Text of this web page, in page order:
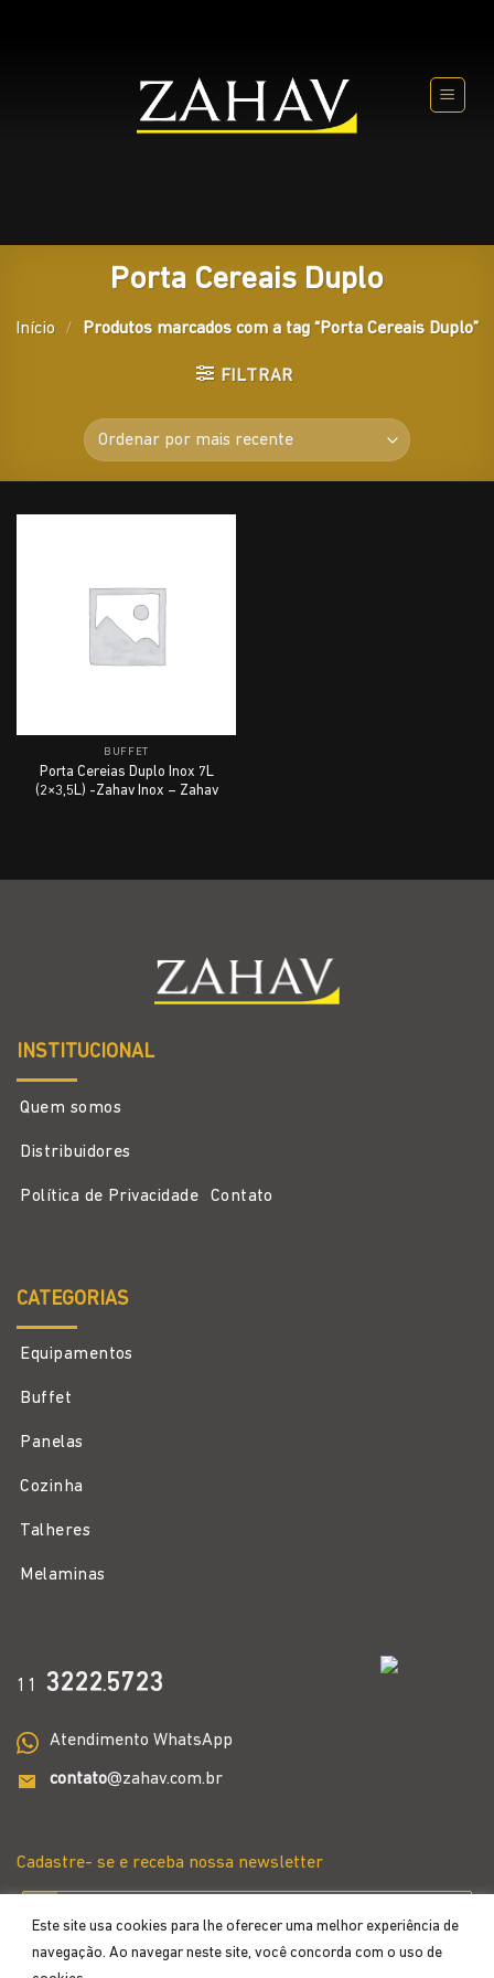
Este site usa cookies para lhe oferecer uma melhor experiência de
navegação. Ao navegar neste site, você concorda com o uso de
Porta Cereais Duplo
Início / Produtos marcados com a tag “Porta Cereais Duplo”
FILTRAR
BUFFET
Porta Cereias Duplo Inox 7L
(2×3,5L) -Zahav Inox – Zahav
INSTITUCIONAL
Quem somos
Distribuidores
Política de Privacidade Contato
CATEGORIAS
Equipamentos
Buffet
Panelas
Cozinha
Talheres
Melaminas
11 3222.5723
Atendimento WhatsApp
contato@zahav.com.br
Cadastre- se e receba nossa newsletter